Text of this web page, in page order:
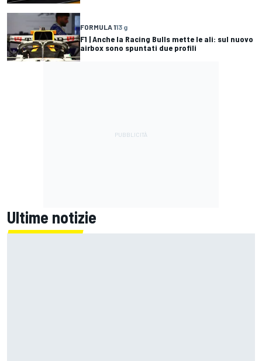
FORMULA 113 g
F1 | Anche la Racing Bulls mette le ali: sul nuovo
airbox sono spuntati due profili
Ultime notizie